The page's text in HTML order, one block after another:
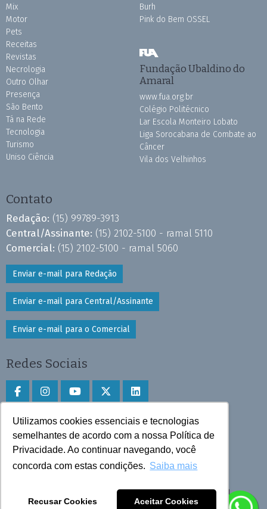
Utilizamos cookies essenciais e tecnologias
semelhantes de acordo com a nossa Política de
Privacidade. Ao continuar navegando, você
concorda com estas condições. Saiba mais
Recusar Cookies Aceitar Cookies
Mix
Motor
Pets
Receitas
Revistas
Necrologia
Outro Olhar
Presença
São Bento
Tá na Rede
Tecnologia
Turismo
Uniso Ciência
Burh
Pink do Bem OSSEL
Fundação Ubaldino do
Amaral
www.fua.org.br
Colégio Politécnico
Lar Escola Monteiro Lobato
Liga Sorocabana de Combate ao
Câncer
Vila dos Velhinhos
Contato
Redação: (15) 99789-3913
Central/Assinante: (15) 2102-5100 - ramal 5110
Comercial: (15) 2102-5100 - ramal 5060
Enviar e-mail para Redação
Enviar e-mail para Central/Assinante
Enviar e-mail para o Comercial
Redes Sociais
Faça download do aplicativo
Play Store e App Store
Todos os direitos reservados © 2025 Cruzeiro do Sul